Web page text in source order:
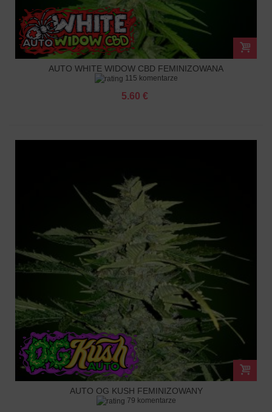
AUTO WHITE WIDOW CBD FEMINIZOWANA
115 komentarze
5.60 €
AUTO OG KUSH FEMINIZOWANY
79 komentarze